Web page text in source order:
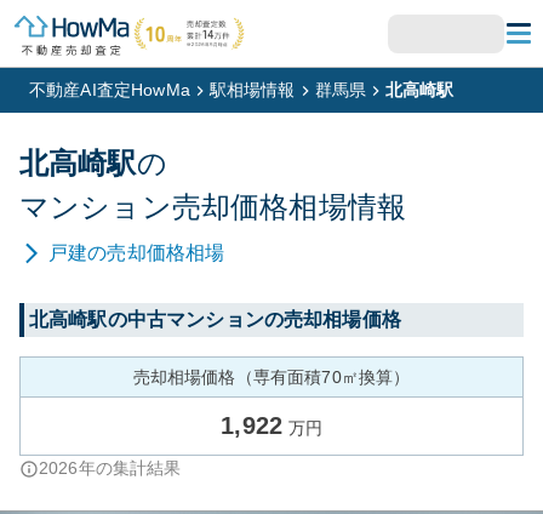
不動産AI査定HowMa 駅相場情報 群馬県 北高崎駅
北高崎駅の
マンション売却価格相場情報
戸建の売却価格相場
北高崎駅の中古マンションの売却相場価格
売却相場価格（専有面積70㎡換算）
1,922 万円
2026年の集計結果